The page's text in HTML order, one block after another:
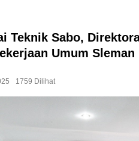
Teknik Sabo,
Umum Sleman
1759 Dilihat